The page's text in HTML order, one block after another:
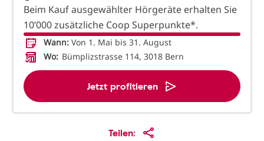
Beim Kauf ausgewählter Hörgeräte erhalten Sie
10’000 zusätzliche Coop Superpunkte*.
Wann: Von 1. Mai bis 31. August
Wo: Bümplizstrasse 114, 3018 Bern
Jetzt profitieren
Teilen: